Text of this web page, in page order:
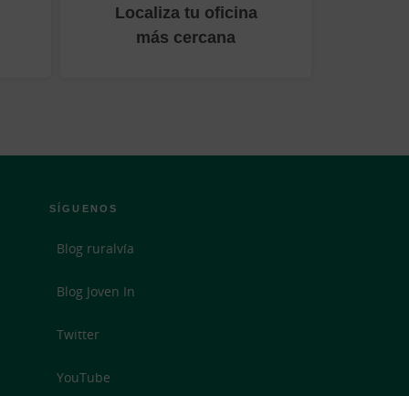
Localiza tu oficina
más cercana
SÍGUENOS
Blog ruralvía
Blog Joven In
Twitter
YouTube